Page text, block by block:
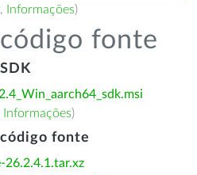
, Informações)
fonte
Informações)
fonte
26.2.4.1.tar.xz